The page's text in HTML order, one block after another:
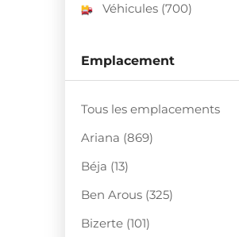
Véhicules (700)
Emplacement
Tous les emplacements
Ariana (869)
Béja (13)
Ben Arous (325)
Bizerte (101)